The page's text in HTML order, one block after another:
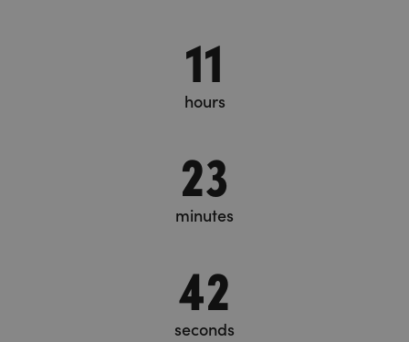
11
hours
23
minutes
42
seconds